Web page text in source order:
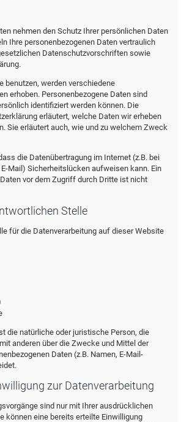
nehmen den Schutz Ihrer persönlichen Daten
Ihre personenbezogenen Daten vertraulich
Datenschutzvorschriften sowie
benutzen, werden verschiedene
erhoben. Personenbezogene Daten sind
identifiziert werden können. Die
erläutert, welche Daten wir erheben
Sie erläutert auch, wie und zu welchem Zweck
die Datenübertragung im Internet (z.B. bei
Mail) Sicherheitslücken aufweisen kann. Ein
vor dem Zugriff durch Dritte ist nicht
Stelle
für die Datenverarbeitung auf dieser Website
die natürliche oder juristische Person, die
anderen über die Zwecke und Mittel der
Daten (z.B. Namen, E-Mail-
zur Datenverarbeitung
sind nur mit Ihrer ausdrücklichen
können eine bereits erteilte Einwilligung